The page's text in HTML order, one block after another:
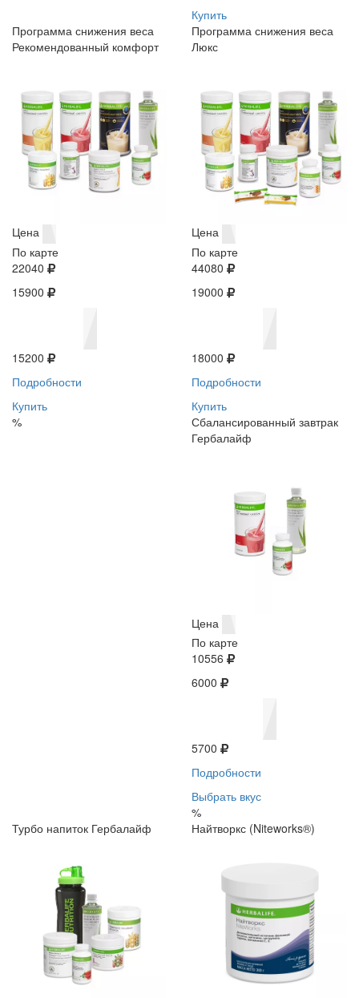
Купить
Программа снижения веса
Рекомендованный комфорт
Цена
По карте
22040
15900
15200
Подробности
Купить
%
Программа снижения веса
Люкс
Цена
По карте
44080
19000
18000
Подробности
Купить
Сбалансированный завтрак
Гербалайф
Цена
По карте
10556
6000
5700
Подробности
Выбрать вкус
%
Турбо напиток Гербалайф
Найтворкс (Niteworks®)